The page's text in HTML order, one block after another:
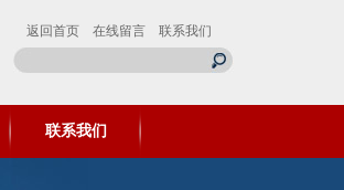
返回首页 在线留言 联系我们
联系我们